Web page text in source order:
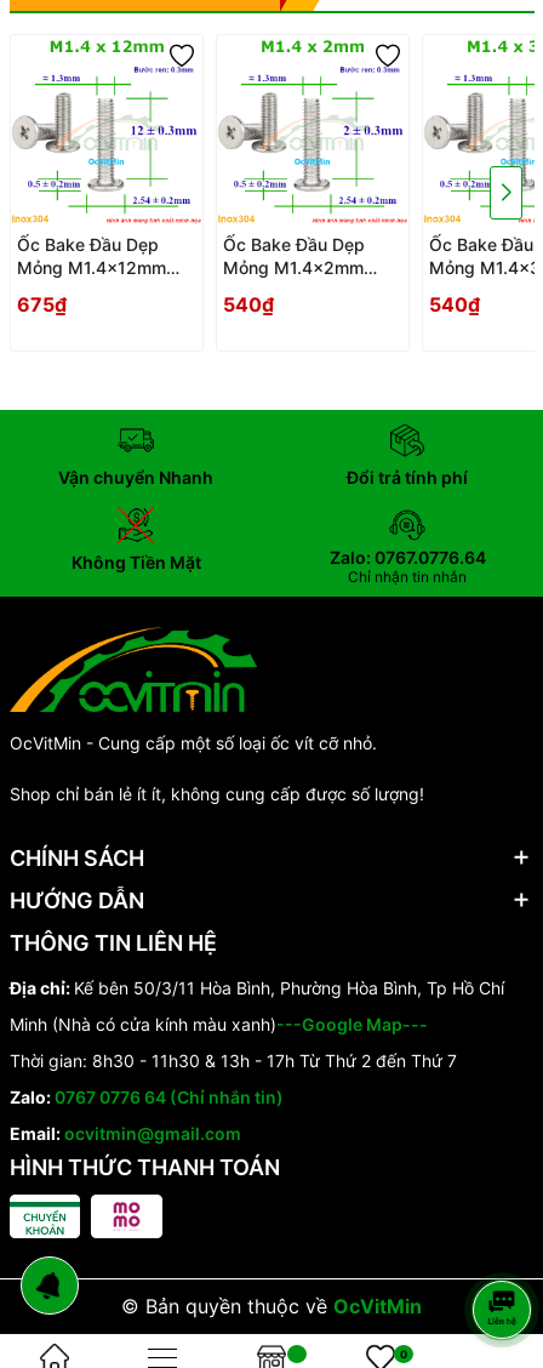
Ốc Bake Đầu Dẹp
Mỏng M1.4x12mm
Dau Dep Mong
675₫
Ốc Bake Đầu Dẹp
Mỏng M1.4x2mm
Dau Dep Mong
540₫
Ốc Bake Đầu
Mỏng
Dau Dep
540₫
Vận chuyển Nhanh Đổi trả tính phí
Không Tiền Mặt Zalo: 0767.0776.64
Chỉ nhận tin nhắn
OcVitMin - Cung cấp một số loại ốc vít cỡ nhỏ.
Shop chỉ bán lẻ ít ít, không cung cấp được số lượng!
CHÍNH SÁCH
HƯỚNG DẪN
THÔNG TIN LIÊN HỆ
Địa chỉ: Kế bên 50/3/11 Hòa Bình, Phường Hòa Bình, Tp Hồ Chí
Minh (Nhà có cửa kính màu xanh)---Google Map---
Thời gian: 8h30 - 11h30 & 13h - 17h Từ Thứ 2 đến Thứ 7
Zalo:0767 0776 64 (Chỉ nhắn tin)
Email:ocvitmin@gmail.com
HÌNH THỨC THANH TOÁN
© Bản quyền thuộc về OcVitMin
0